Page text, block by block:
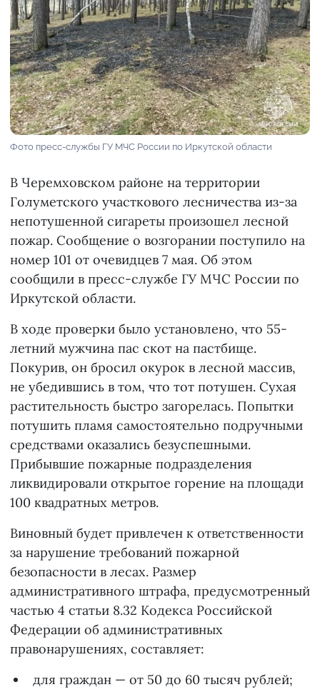
Фото пресс-службы ГУ МЧС России по Иркутской области
В Черемховском районе на территории
Голуметского участкового лесничества из-за
непотушенной сигареты произошел лесной
пожар. Сообщение о возгорании поступило на
номер 101 от очевидцев 7 мая. Об этом
сообщили в пресс-службе ГУ МЧС России по
Иркутской области.
В ходе проверки было установлено, что 55-
летний мужчина пас скот на пастбище.
Покурив, он бросил окурок в лесной массив,
не убедившись в том, что тот потушен. Сухая
растительность быстро загорелась. Попытки
потушить пламя самостоятельно подручными
средствами оказались безуспешными.
Прибывшие пожарные подразделения
ликвидировали открытое горение на площади
100 квадратных метров.
Виновный будет привлечен к ответственности
за нарушение требований пожарной
безопасности в лесах. Размер
административного штрафа, предусмотренный
частью 4 статьи 8.32 Кодекса Российской
Федерации об административных
правонарушениях, составляет:
для граждан — от 50 до 60 тысяч рублей;